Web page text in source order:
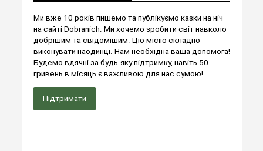
Ми вже 10 років пишемо та публікуємо казки на ніч
на сайті Dobranich. Ми хочемо зробити світ навколо
добрішим та свідомішим. Цю місію складно
виконувати наодинці. Нам необхідна ваша допомога!
Будемо вдячні за будь-яку підтримку, навіть 50
гривень в місяць є важливою для нас сумою!
Підтримати